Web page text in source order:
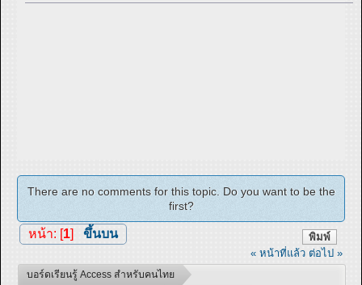
There are no comments for this topic. Do you want to be the
first?
พิมพ์
หน้า: [ 1] ขึ้นบน
« หน้าที่แล้ว ต่อไป »
บอร์ดเรียนรู้ Access สำหรับคนไทย